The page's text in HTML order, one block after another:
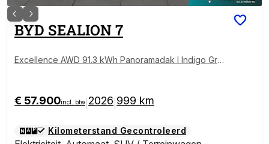
BYD SEALION 7
Excellence AWD 91.3 kWh Panoramadak l Indigo Gre
€ 57.900incl. btw 2026 999 km
Kilometerstand Gecontroleerd